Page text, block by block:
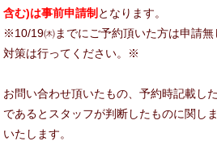
含む)は事前申請制 となります。
※10/19㈭までにご予約頂いた方は申請無
対策は行ってください。※
お問い合わせ頂いたもの、予約時記載し
であるとスタッフが判断したものに関し
いたします。